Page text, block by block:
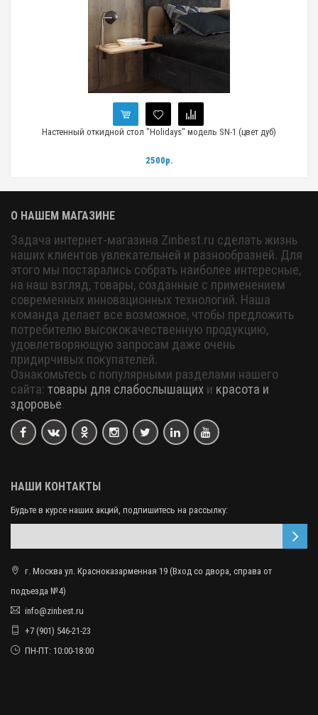
Настенный откидной стол "Holidays" модель SN-1 (цвет дуб)
2500р.
О НАШЕМ МАГАЗИНЕ
Задача интернет-магазина Zinbest.ru сделать жизнь
наших клиентов увлекательней и разнообразней. Для
этого мы постарались собрать наиболее интересные,
на наш взгляд, товары, созданные с применением
современных инновационных технологий. Наша
команда делает все возможное, чтобы предложить
потребителю высококачественную продукцию,
удовлетворяющую запросам даже очень
придирчивых покупателей.
Ознакомьтесь с популярными разделами нашего
сайта: товары для слабослышащих и красота и
здоровье.
НАШИ КОНТАКТЫ
Будьте в курсе наших акций, подпишитесь на рассылку:
г. Москва ул. Красноказарменная 19 (Вход со двора, справа от
подъезда №4)
info@zinbest.ru
+7 (901) 546-21-23
ПН-ПТ: 10:00-18:00